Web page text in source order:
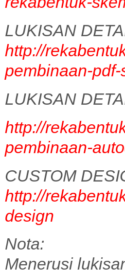
LUKISAN
http://
pembinaan-pdf-
LUKISAN
http://
pembinaan-
CUSTOM
http://
design
Nota:
Menerusi